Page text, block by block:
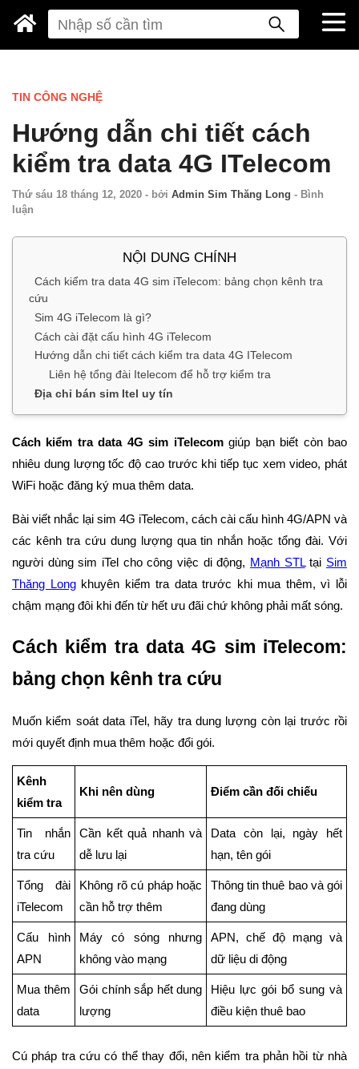
TIN CÔNG NGHỆ
Hướng dẫn chi tiết cách
kiểm tra data 4G ITelecom
Thứ sáu 18 tháng 12, 2020 - bởi Admin Sim Thăng Long - Bình
luận
NỘI DUNG CHÍNH
Cách kiểm tra data 4G sim iTelecom: bảng chọn kênh tra
cứu
Sim 4G iTelecom là gì?
Cách cài đặt cấu hình 4G iTelecom
Hướng dẫn chi tiết cách kiểm tra data 4G ITelecom
Liên hệ tổng đài Itelecom để hỗ trợ kiểm tra
Địa chỉ bán sim Itel uy tín
Cách kiểm tra data 4G sim iTelecomgiúp bạn biết còn bao
nhiêu dung lượng tốc độ cao trước khi tiếp tục xem video, phát
WiFi hoặc đăng ký mua thêm data.
Bài viết nhắc lại sim 4G iTelecom, cách cài cấu hình 4G/APN và
các kênh tra cứu dung lượng qua tin nhắn hoặc tổng đài. Với
người dùng sim iTel cho công việc di động, Mạnh STLtại Sim
Thăng Longkhuyên kiểm tra data trước khi mua thêm, vì lỗi
chậm mạng đôi khi đến từ hết ưu đãi chứ không phải mất sóng.
Cách kiểm tra data 4G sim iTelecom:
bảng chọn kênh tra cứu
Muốn kiểm soát data iTel, hãy tra dung lượng còn lại trước rồi
mới quyết định mua thêm hoặc đổi gói.
Kênh
kiểm tra
Khi nên dùng Điểm cần đối chiếu
Tin nhắn
tra cứu
Cần kết quả nhanh và
dễ lưu lại
Data còn lại, ngày hết
hạn, tên gói
Tổng đài
iTelecom
Không rõ cú pháp hoặc
cần hỗ trợ thêm
Thông tin thuê bao và gói
đang dùng
Cấu hình
APN
Máy có sóng nhưng
không vào mạng
APN, chế độ mạng và
dữ liệu di động
Mua thêm
data
Gói chính sắp hết dung
lượng
Hiệu lực gói bổ sung và
điều kiện thuê bao
Cú pháp tra cứu có thể thay đổi, nên kiểm tra phản hồi từ nhà